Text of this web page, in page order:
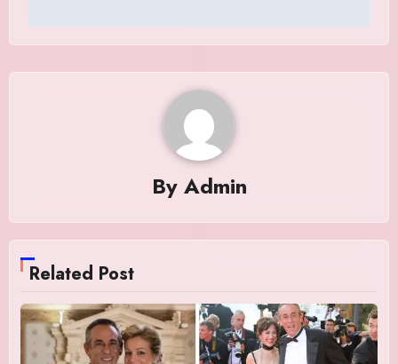
By Admin
Related Post